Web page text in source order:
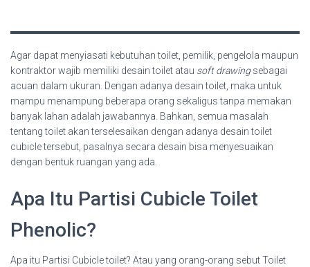
Agar dapat menyiasati kebutuhan toilet, pemilik, pengelola maupun
kontraktor wajib memiliki desain toilet atau soft drawingsebagai
acuan dalam ukuran. Dengan adanya desain toilet, maka untuk
mampu menampung beberapa orang sekaligus tanpa memakan
banyak lahan adalah jawabannya. Bahkan, semua masalah
tentang toilet akan terselesaikan dengan adanya desain toilet
cubicle tersebut, pasalnya secara desain bisa menyesuaikan
dengan bentuk ruangan yang ada.
Apa Itu Partisi Cubicle Toilet
Phenolic?
Apa itu Partisi Cubicle toilet? Atau yang orang-orang sebut Toilet